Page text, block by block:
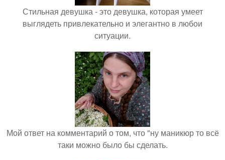
Стильная девушка - это девушка, которая умеет
выглядеть привлекательно и элегантно в любои
ситуации.
Мой ответ на комментарий о том, что "ну маникюр то всё
таки можно было бы сделать.